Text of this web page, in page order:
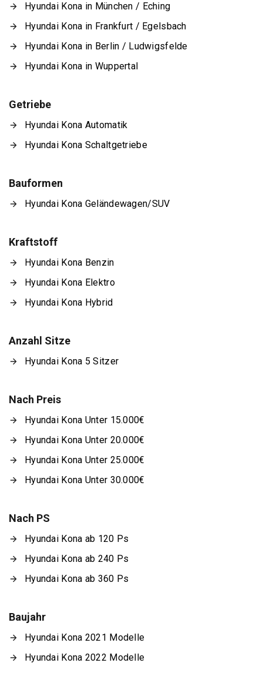
Hyundai Kona in München / Eching
Hyundai Kona in Frankfurt / Egelsbach
Hyundai Kona in Berlin / Ludwigsfelde
Hyundai Kona in Wuppertal
Getriebe
Hyundai Kona Automatik
Hyundai Kona Schaltgetriebe
Bauformen
Hyundai Kona Geländewagen/SUV
Kraftstoff
Hyundai Kona Benzin
Hyundai Kona Elektro
Hyundai Kona Hybrid
Anzahl Sitze
Hyundai Kona 5 Sitzer
Nach Preis
Hyundai Kona Unter 15.000€
Hyundai Kona Unter 20.000€
Hyundai Kona Unter 25.000€
Hyundai Kona Unter 30.000€
Nach PS
Hyundai Kona ab 120 Ps
Hyundai Kona ab 240 Ps
Hyundai Kona ab 360 Ps
Baujahr
Hyundai Kona 2021 Modelle
Hyundai Kona 2022 Modelle